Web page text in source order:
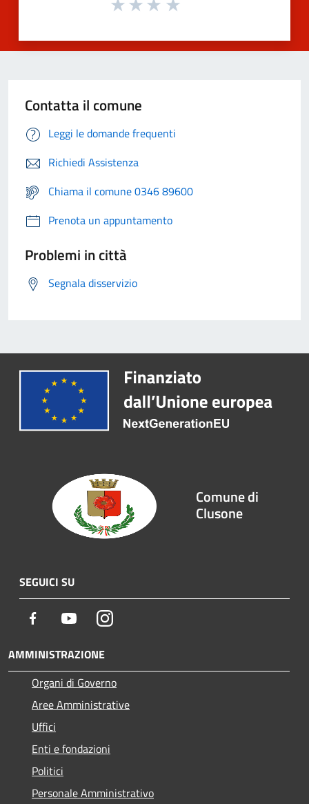
Contatta il comune
Leggi le domande frequenti
Richiedi Assistenza
Chiama il comune 0346 89600
Prenota un appuntamento
Problemi in città
Segnala disservizio
Comune di
Clusone
SEGUICI SU
Facebook YoutubeInstagram
AMMINISTRAZIONE
Organi di Governo
Aree Amministrative
Uffici
Enti e fondazioni
Politici
Personale Amministrativo